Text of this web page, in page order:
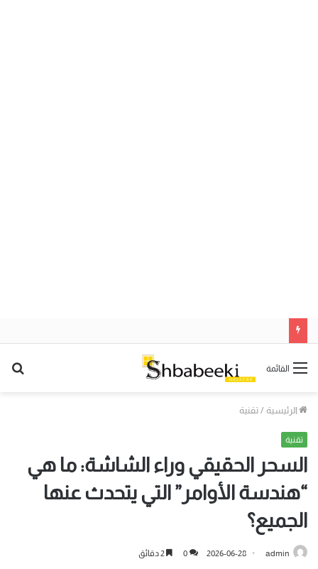
القائمة
الرئيسية / تقنية
تقنية
السحر الحقيقي وراء الشاشة: ما هي
“هندسة الأوامر” التي يتحدث عنها
الجميع؟
admin
2026-06-28
0